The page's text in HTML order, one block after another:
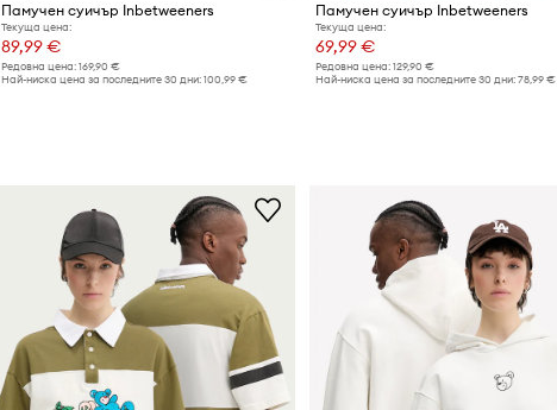
Памучен суичър Inbetweeners
Текуща цена:
89,99 €
Редовна цена: 169,90 €
Най-ниска цена за последните 30 дни: 100,99 €
Памучен суичър Inbetweeners
Текуща цена:
69,99 €
Редовна цена: 129,90 €
Най-ниска цена за последните 30 дни: 78,99 €